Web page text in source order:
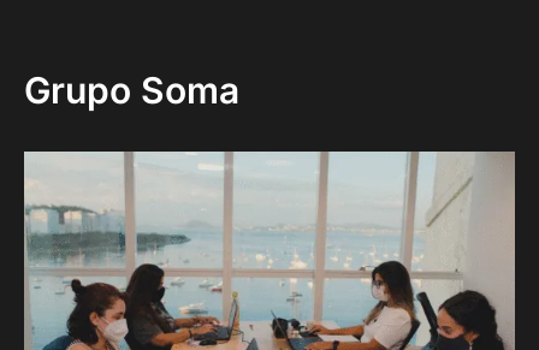
Grupo Soma